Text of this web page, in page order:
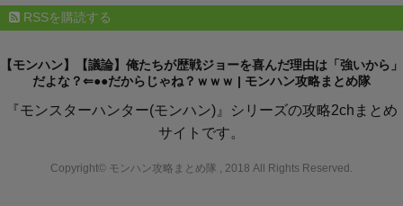
RSSを購読する
【モンハン】【議論】俺たちが歴戦ジョーを喜んだ理由は「強いから」
だよな？⇐●●だからじゃね？ｗｗｗ | モンハン攻略まとめ隊
『モンスターハンター(モンハン)』シリーズの攻略2chまとめ
サイトです。
Copyright© モンハン攻略まとめ隊 , 2018 All Rights Reserved.